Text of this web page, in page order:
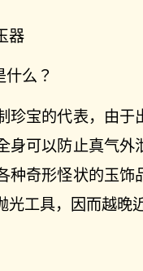
器
么？
珍宝的代表，由
身可以防止真气
种奇形怪状的玉
工具，因而越晚